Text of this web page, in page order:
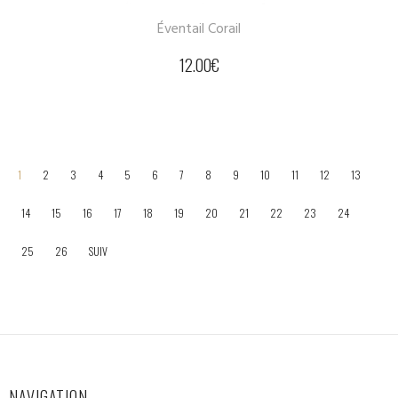
Éventail Corail
12.00€
1 2 3 4 5 6 7 8 9 10 11 12 13
14 15 16 17 18 19 20 21 22 23 24
25 26 SUIV